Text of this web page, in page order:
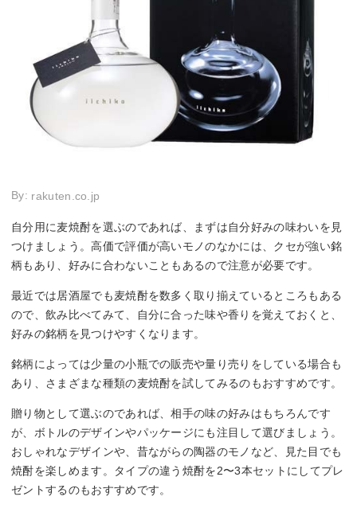
By: rakuten.co.jp
自分用に麦焼酎を選ぶのであれば、まずは自分好みの味わいを見
つけましょう。高価で評価が高いモノのなかには、クセが強い銘
柄もあり、好みに合わないこともあるので注意が必要です。
最近では居酒屋でも麦焼酎を数多く取り揃えているところもある
ので、飲み比べてみて、自分に合った味や香りを覚えておくと、
好みの銘柄を見つけやすくなります。
銘柄によっては少量の小瓶での販売や量り売りをしている場合も
あり、さまざまな種類の麦焼酎を試してみるのもおすすめです。
贈り物として選ぶのであれば、相手の味の好みはもちろんです
が、ボトルのデザインやパッケージにも注目して選びましょう。
おしゃれなデザインや、昔ながらの陶器のモノなど、見た目でも
焼酎を楽しめます。タイプの違う焼酎を2〜3本セットにしてプレ
ゼントするのもおすすめです。